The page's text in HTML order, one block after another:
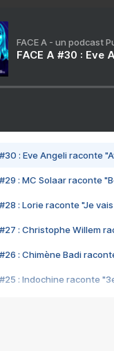
FACE A - un podcast
FACE A #30 : Eve
#30 : Eve Angeli raconte
#29 : MC Solaar raconte
#28 : Lorie raconte "Je
#27 : Christophe Willem
#26 : Chimène Badi
#25 : Indochine raconte